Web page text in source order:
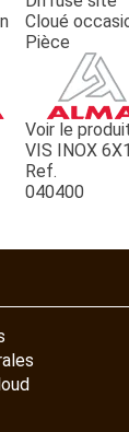
Cloué
Pièce
Voir le
VIS INOX
Ref.
040400